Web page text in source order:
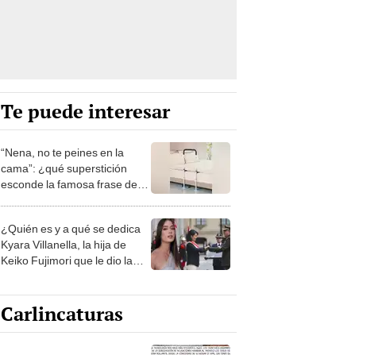
Te puede interesar
“Nena, no te peines en la
cama”: ¿qué superstición
esconde la famosa frase de
¿Quién es y a qué se dedica
Kyara Villanella, la hija de
Keiko Fujimori que le dio la
Carlincaturas